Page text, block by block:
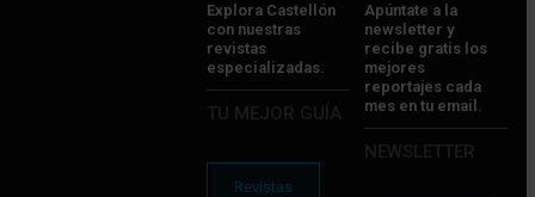
Explora Castellón
con nuestras
revistas
especializadas.
TU MEJOR GUÍA
Revistas
Apúntate a la
newsletter y
recibe gratis los
mejores
reportajes cada
mes en tu email.
NEWSLETTER